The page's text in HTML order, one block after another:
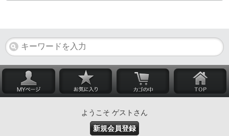
ようこそ ゲストさん
新規会員登録